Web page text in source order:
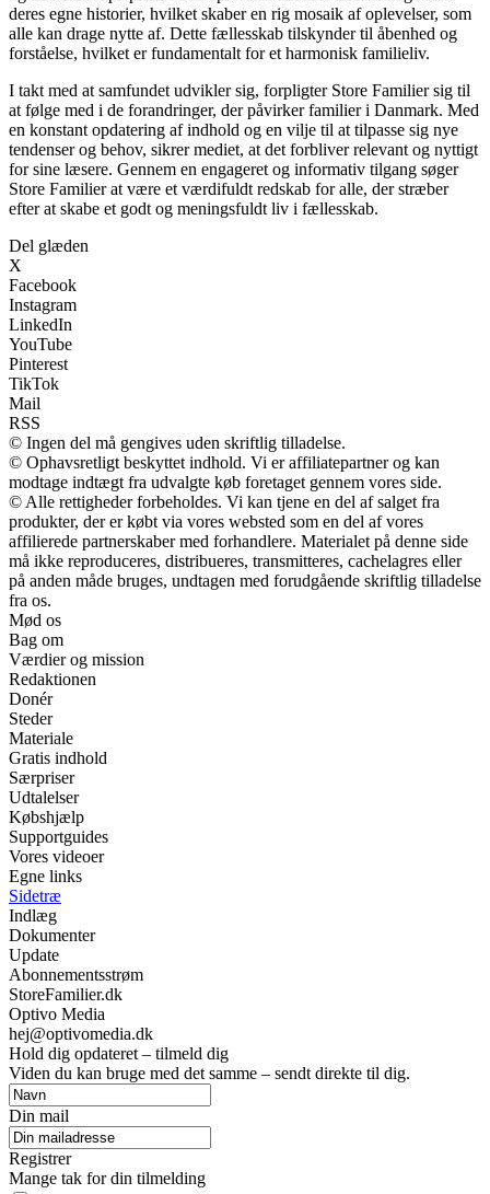
deres egne historier, hvilket skaber en rig mosaik af oplevelser, som
alle kan drage nytte af. Dette fællesskab tilskynder til åbenhed og
forståelse, hvilket er fundamentalt for et harmonisk familieliv.
I takt med at samfundet udvikler sig, forpligter Store Familier sig til
at følge med i de forandringer, der påvirker familier i Danmark. Med
en konstant opdatering af indhold og en vilje til at tilpasse sig nye
tendenser og behov, sikrer mediet, at det forbliver relevant og nyttigt
for sine læsere. Gennem en engageret og informativ tilgang søger
Store Familier at være et værdifuldt redskab for alle, der stræber
efter at skabe et godt og meningsfuldt liv i fællesskab.
Del glæden
X
Facebook
Instagram
LinkedIn
YouTube
Pinterest
TikTok
Mail
RSS
© Ingen del må gengives uden skriftlig tilladelse.
© Ophavsretligt beskyttet indhold. Vi er affiliatepartner og kan
modtage indtægt fra udvalgte køb foretaget gennem vores side.
© Alle rettigheder forbeholdes. Vi kan tjene en del af salget fra
produkter, der er købt via vores websted som en del af vores
affilierede partnerskaber med forhandlere. Materialet på denne side
må ikke reproduceres, distribueres, transmitteres, cachelagres eller
på anden måde bruges, undtagen med forudgående skriftlig tilladelse
fra os.
Mød os
Bag om
Værdier og mission
Redaktionen
Donér
Steder
Materiale
Gratis indhold
Særpriser
Udtalelser
Købshjælp
Supportguides
Vores videoer
Egne links
Sidetræ
Indlæg
Dokumenter
Update
Abonnementsstrøm
StoreFamilier.dk
Optivo Media
hej@optivomedia.dk
Hold dig opdateret – tilmeld dig
Viden du kan bruge med det samme – sendt direkte til dig.
Din mail
Registrer
Mange tak for din tilmelding